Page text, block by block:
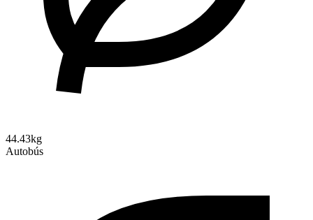
44.43kg
Autobús